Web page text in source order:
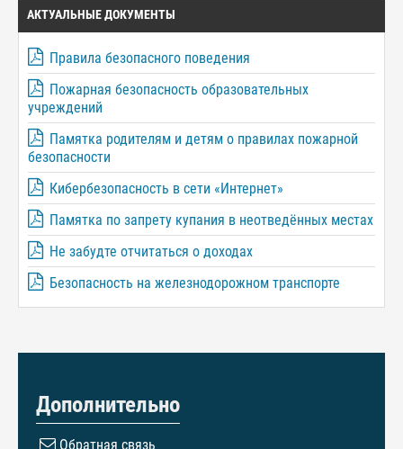
АКТУАЛЬНЫЕ ДОКУМЕНТЫ
Правила безопасного поведения
Пожарная безопасность образовательных
учреждений
Памятка родителям и детям о правилах пожарной
безопасности
Кибербезопасность в сети «Интернет»
Памятка по запрету купания в неотведённых местах
Не забудте отчитаться о доходах
Безопасность на железнодорожном транспорте
Дополнительно
Обратная связь